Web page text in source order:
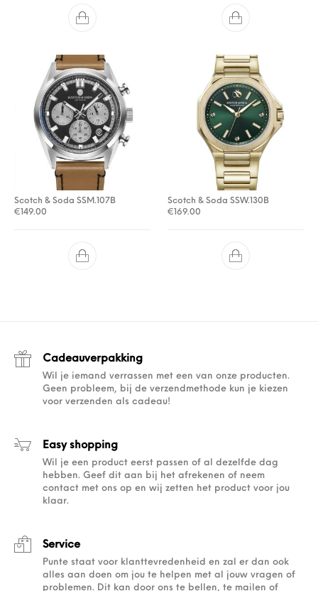
Scotch & Soda SSM.107B
€ 149.00
Scotch & Soda SSW.130B
€ 169.00
Cadeauverpakking
Wil je iemand verrassen met een van onze producten.
Geen probleem, bij de verzendmethode kun je kiezen
voor verzenden als cadeau!
Easy shopping
Wil je een product eerst passen of al dezelfde dag
hebben. Geef dit aan bij het afrekenen of neem
contact met ons op en wij zetten het product voor jou
klaar.
Service
Punte staat voor klanttevredenheid en zal er dan ook
alles aan doen om jou te helpen met al jouw vragen of
problemen. Dit kan door ons te bellen, te mailen of